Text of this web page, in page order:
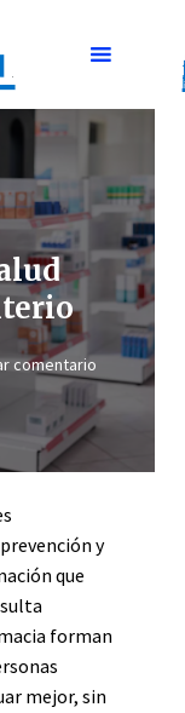
comentario
y
que
forman
mejor, sin